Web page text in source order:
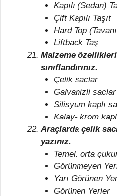
Kapılı (Sedan)
Çift Kapılı Taşıt
Hard Top
Liftback Taş
Malzeme
sınıflandırınız.
Çelik saclar
Galvanizli
Silisyum kaplı
Kalay- krom
Araçlarda çelik
yazınız.
Temel, orta
Görünmeyen
Yarı Görünen
Görünen Yerler